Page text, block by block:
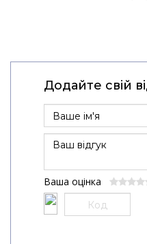
Додайте свій
Ваша оцінка